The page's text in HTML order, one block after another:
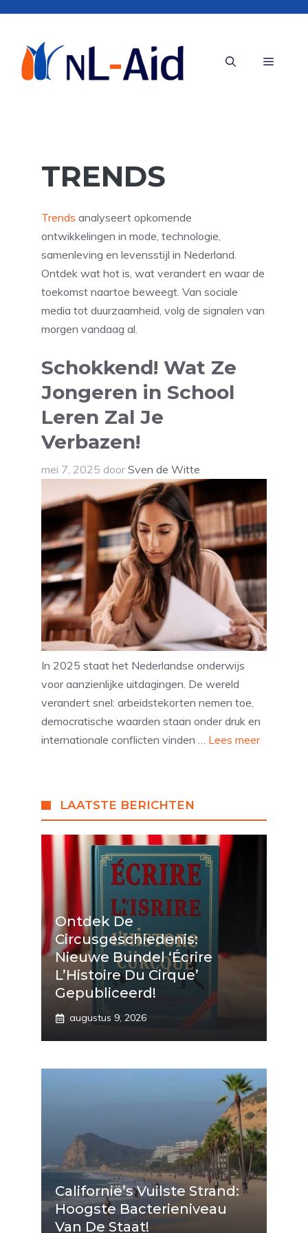
inhoud
Menu
TRENDS
Trends analyseert opkomende
ontwikkelingen in mode, technologie,
samenleving en levensstijl in Nederland.
Ontdek wat hot is, wat verandert en waar de
toekomst naartoe beweegt. Van sociale
media tot duurzaamheid, volg de signalen van
morgen vandaag al.
Schokkend! Wat Ze
Jongeren in School
Leren Zal Je
Verbazen!
mei 7, 2025 door Sven de Witte
In 2025 staat het Nederlandse onderwijs
voor aanzienlijke uitdagingen. De wereld
verandert snel: arbeidstekorten nemen toe,
democratische waarden staan onder druk en
internationale conflicten vinden … Lees meer
LAATSTE BERICHTEN
Ontdek De
Circusgeschiedenis:
Nieuwe Bundel ‘Écrire
L’Histoire Du Cirque’
Gepubliceerd!
augustus 9, 2026
Californië’s Vuilste Strand:
Hoogste Bacterieniveau
Van De Staat!